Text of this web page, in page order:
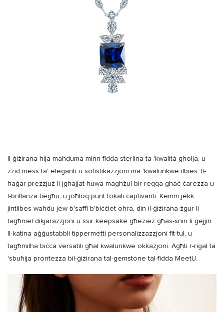
Il-ġiżirana hija maħduma minn fidda sterlina ta 'kwalità għolja, u
żżid mess ta' eleganti u sofistikazzjoni ma 'kwalunkwe ilbies. Il-
ħaġar prezzjuż li jgħajjat ​​huwa magħżul bir-reqqa għaċ-ċarezza u
l-brillanza tiegħu, u joħloq punt fokali captivanti. Kemm jekk
jintlibes waħdu jew b'saffi b'biċċiet oħra, din il-ġiżirana żgur li
tagħmel dikjarazzjoni u ssir keepsake għeżież għas-snin li ġejjin.
Il-katina aġġustabbli tippermetti personalizzazzjoni fit-tul, u
tagħmilha biċċa versatili għal kwalunkwe okkażjoni. Agħti r-rigal ta
'sbuħija prontezza bil-ġiżirana tal-gemstone tal-fidda MeetU.